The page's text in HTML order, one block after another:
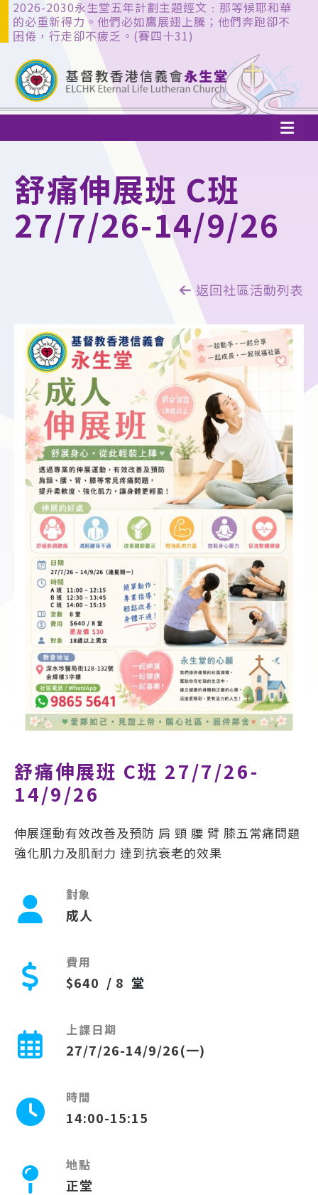
2026-2030永生堂五年計劃主題經文﹕那等候耶和華
的必重新得力。他們必如鷹展翅上騰；他們奔跑卻不
困倦，行走卻不疲乏。(賽四十31)
舒痛伸展班 C班
27/7/26-14/9/26
返回社區活動列表
舒痛伸展班 C班 27/7/26-
14/9/26
伸展運動有效改善及預防 肩 頸 腰 臂 膝五常痛問題
強化肌力及肌耐力 達到抗衰老的效果
對象
成人
費用
$640 / 8 堂
上課日期
27/7/26-14/9/26(一)
時間
14:00-15:15
地點
正堂